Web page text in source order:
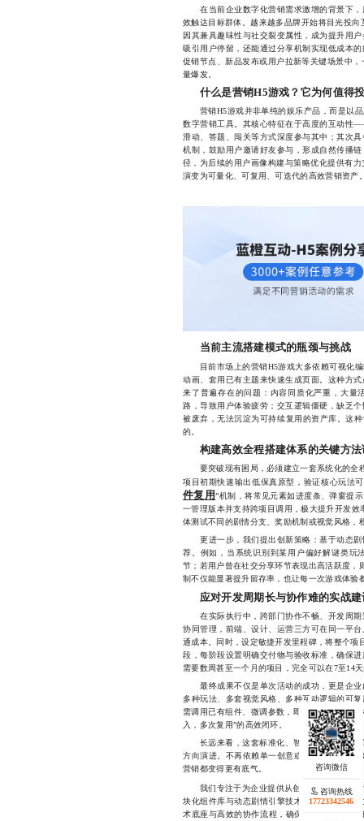
在当前企业数字化营销需求激增的背景下，
效触达目标群体。越来越多品牌开始将目光投
因其兼具趣味性与社交裂变属性，成为提升用
吸引用户停留，还能通过分享机制实现低成本
促销节点、新品发布或用户拉新等关键场景中
量爆发。
什么是营销H5游戏？它为何值得
营销H5游戏并非单纯的娱乐产品，而是以品
数字营销工具。其核心特征在于高度的互动性
滑动、答题、闯关等方式深度参与其中；其次
机制，鼓励用户邀请好友参与，形成自然传播
径，为后续的用户画像构建与策略优化提供有
演变为可量化、可复用、可迭代的高效营销资产
当前主流搭建模式的瓶颈与挑战
目前市场上的营销H5游戏大多依赖可视化编
动画、套用已有主题来快速生成页面。这种方
来了普遍存在的问题：内容同质化严重，大量
路，导致用户体验疲劳；交互逻辑僵硬，缺乏
被废弃，无法沉淀为可持续复用的资产库。这
的。
构建高效全程搭建体系的关键方法
要突破现有困局，必须建立一套系统化的全
项目初期快速输出低保真原型，验证核心玩法
件复用”机制，将常见元素如进度条、弹窗提
一管理版本并支持跨项目调用，极大提升开发
体测试不同的剧情分支、奖励机制或视觉风格，
更进一步，我们提出创新策略：基于动态剧
荐。例如，当系统识别到某用户偏好解谜类玩
节；若用户曾在社交分享环节表现出高活跃度，
制不仅能显著提升留存率，也让每一次游戏体验
应对开发周期长与协作难的实战建
在实际执行中，跨部门协作不畅、开发周期
协同管理，前端、设计、运营三方可在同一平
通成本。同时，设定敏捷开发里程碑，将整个
段，每阶段设置明确交付物与验收标准，确保
需要数周甚至一个月的项目，完全可以在7至14
最终成果不仅是单次活动的成功，更是企业
多种玩法、多套视觉风格、多种互动逻辑的可
需调用已有组件、微调参数，即可快速生成新
入，多次复用”的高效闭环。
长远来看，这套标准化、智能化的全程搭建
方向演进。不再依赖单一创意或临时外包，而
营销都变得更有底气。
我们专注于为企业提供从创意策划到落地执
块化组件库与动态剧情引擎技术支持，已成功
术底座与高效的协作流程，确保项目在7-14天
咨询热线
17723342546